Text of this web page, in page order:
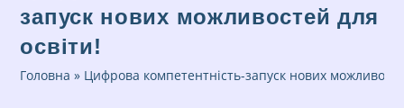
запуск нових можливостей для
освіти!
Головна » Цифрова компетентність-запуск нових